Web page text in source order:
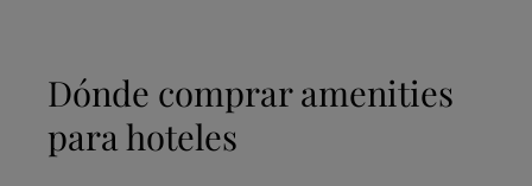
Dónde comprar amenities
para hoteles